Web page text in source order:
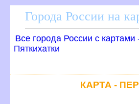
Города России на
се города России с картами
Пяткихатки
КАРТА -